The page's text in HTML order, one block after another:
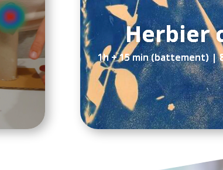
Herbier
1h + 15 min (battement) |